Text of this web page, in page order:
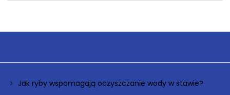
Jak ryby wspomagają oczyszczanie wody w stawie?